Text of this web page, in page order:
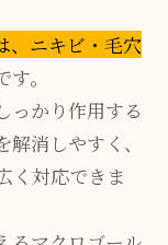
、ニキビ・毛穴
す。
っかり作用する
消しやすく、
く対応できま